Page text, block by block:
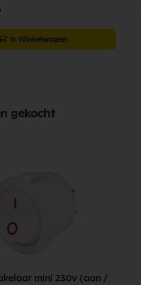
In Winkelwagen
gekocht
mini 230v (aan /